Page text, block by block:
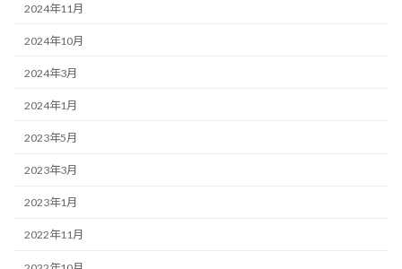
2024年11月
2024年10月
2024年3月
2024年1月
2023年5月
2023年3月
2023年1月
2022年11月